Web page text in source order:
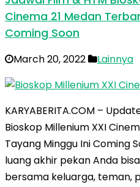
Cinema 21 Medan
Coming Soon
March 20, 2022 Lainnya
KARYABERITA.COM –
Bioskop Millenium XXI
Tayang Minggu Ini Coming
luang akhir pekan Anda
bersama keluarga, teman,